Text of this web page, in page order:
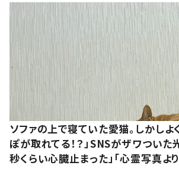
ソファの上で寝ていた愛猫。しかしよ
ぽが取れてる！？」SNSがザワついた光
秒くらい心臓止まった」「心霊写真よ